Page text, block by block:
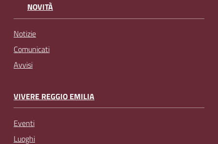
NOVITÀ
Notizie
Comunicati
Avvisi
VIVERE REGGIO EMILIA
Eventi
Luoghi